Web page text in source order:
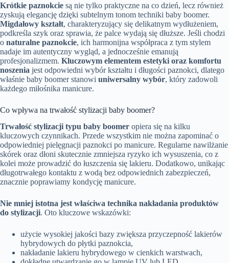
Krótkie paznokcie są nie tylko praktyczne na co dzień, lecz również
zyskują elegancję dzięki subtelnym tonom techniki baby boomer.
Migdałowy kształt, charakteryzujący się delikatnym wydłużeniem,
podkreśla szyk oraz sprawia, że palce wydają się dłuższe. Jeśli chodzi
o naturalne paznokcie, ich harmonijna współpraca z tym stylem
nadaje im autentyczny wygląd, a jednocześnie emanują
profesjonalizmem. Kluczowym elementem estetyki oraz komfortu
noszenia jest odpowiedni wybór kształtu i długości paznokci, dlatego
właśnie baby boomer stanowi uniwersalny wybór, który zadowoli
każdego miłośnika manicure.
Co wpływa na trwałość stylizacji baby boomer?
Trwałość stylizacji typu baby boomer opiera się na kilku
kluczowych czynnikach. Przede wszystkim nie można zapominać o
odpowiedniej pielęgnacji paznokci po manicure. Regularne nawilżanie
skórek oraz dłoni skutecznie zmniejsza ryzyko ich wysuszenia, co z
kolei może prowadzić do łuszczenia się lakieru. Dodatkowo, unikając
długotrwałego kontaktu z wodą bez odpowiednich zabezpieczeń,
znacznie poprawiamy kondycję manicure.
Nie mniej istotna jest właściwa technika nakładania produktów
do stylizacji. Oto kluczowe wskazówki:
użycie wysokiej jakości bazy zwiększa przyczepność lakierów
hybrydowych do płytki paznokcia,
nakładanie lakieru hybrydowego w cienkich warstwach,